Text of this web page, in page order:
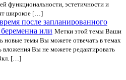
функциональности, эстетичности и
широкое […]
после запланированного
или Метки этой темы Ваши
новые темы Вы можете отвечать в темах
Вы не можете редактировать
[…]